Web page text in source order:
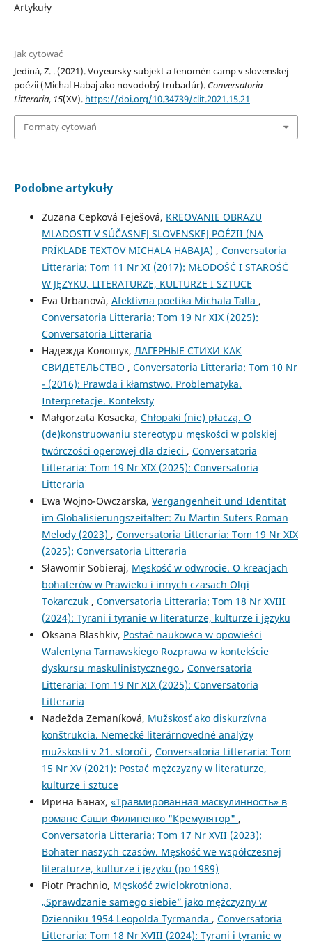
Artykuły
Jak cytować
Jediná, Z. . (2021). Voyeursky subjekt a fenomén camp v slovenskej
poézii (Michal Habaj ako novodobý trubadúr). Conversatoria
Litteraria, 15(XV). https://doi.org/10.34739/clit.2021.15.21
Formaty cytowań
Podobne artykuły
Zuzana Cepková Feješová, KREOVANIE OBRAZU
MLADOSTI V SÚČASNEJ SLOVENSKEJ POÉZII (NA
PRÍKLADE TEXTOV MICHALA HABAJA) , Conversatoria
Litteraria: Tom 11 Nr XI (2017): MŁODOŚĆ I STAROŚĆ
W JĘZYKU, LITERATURZE, KULTURZE I SZTUCE
Eva Urbanová, Afektívna poetika Michala Talla ,
Conversatoria Litteraria: Tom 19 Nr XIX (2025):
Conversatoria Litteraria
Надежда Колошук, ЛАГЕРНЫЕ СТИХИ КАК
СВИДЕТЕЛЬСТВО , Conversatoria Litteraria: Tom 10 Nr
- (2016): Prawda i kłamstwo. Problematyka.
Interpretacje. Konteksty
Małgorzata Kosacka, Chłopaki (nie) płaczą. O
(de)konstruowaniu stereotypu męskości w polskiej
twórczości operowej dla dzieci , Conversatoria
Litteraria: Tom 19 Nr XIX (2025): Conversatoria
Litteraria
Ewa Wojno-Owczarska, Vergangenheit und Identität
im Globalisierungszeitalter: Zu Martin Suters Roman
Melody (2023) , Conversatoria Litteraria: Tom 19 Nr XIX
(2025): Conversatoria Litteraria
Sławomir Sobieraj, Męskość w odwrocie. O kreacjach
bohaterów w Prawieku i innych czasach Olgi
Tokarczuk , Conversatoria Litteraria: Tom 18 Nr XVIII
(2024): Tyrani i tyranie w literaturze, kulturze i języku
Oksana Blashkiv, Postać naukowca w opowieści
Walentyna Tarnawskiego Rozprawa w kontekście
dyskursu maskulinistycznego , Conversatoria
Litteraria: Tom 19 Nr XIX (2025): Conversatoria
Litteraria
Nadežda Zemaníková, Mužskosť ako diskurzívna
konštrukcia. Nemecké literárnovedné analýzy
mužskosti v 21. storočí , Conversatoria Litteraria: Tom
15 Nr XV (2021): Postać mężczyzny w literaturze,
kulturze i sztuce
Ирина Банах, «Травмированная маскулинность» в
романе Саши Филипенко "Кремулятор" ,
Conversatoria Litteraria: Tom 17 Nr XVII (2023):
Bohater naszych czasów. Męskość we współczesnej
literaturze, kulturze i języku (po 1989)
Piotr Prachnio, Męskość zwielokrotniona.
„Sprawdzanie samego siebie” jako mężczyzny w
Dzienniku 1954 Leopolda Tyrmanda , Conversatoria
Litteraria: Tom 18 Nr XVIII (2024): Tyrani i tyranie w